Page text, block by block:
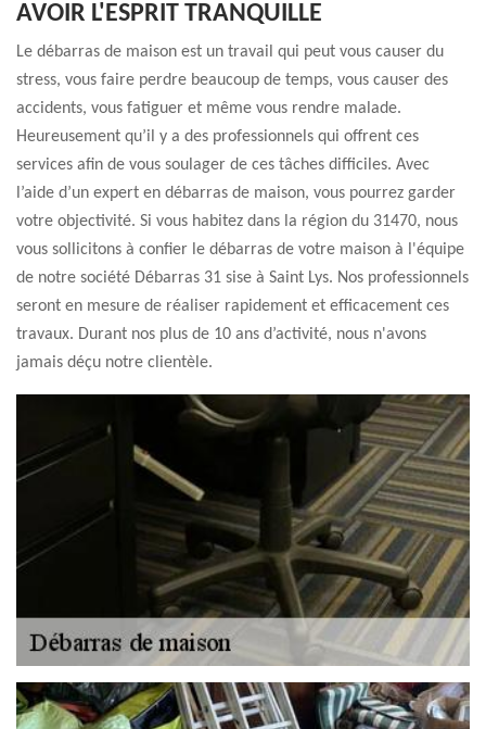
AVOIR L'ESPRIT TRANQUILLE
Le débarras de maison est un travail qui peut vous causer du
stress, vous faire perdre beaucoup de temps, vous causer des
accidents, vous fatiguer et même vous rendre malade.
Heureusement qu’il y a des professionnels qui offrent ces
services afin de vous soulager de ces tâches difficiles. Avec
l’aide d’un expert en débarras de maison, vous pourrez garder
votre objectivité. Si vous habitez dans la région du 31470, nous
vous sollicitons à confier le débarras de votre maison à l'équipe
de notre société Débarras 31 sise à Saint Lys. Nos professionnels
seront en mesure de réaliser rapidement et efficacement ces
travaux. Durant nos plus de 10 ans d’activité, nous n'avons
jamais déçu notre clientèle.